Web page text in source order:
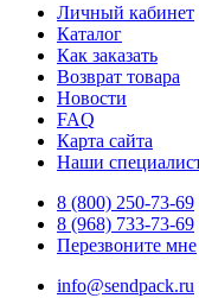
Личный кабинет
Каталог
Как заказать
Возврат товара
Новости
FAQ
Карта сайта
Наши
8 (800) 250-73-69
8 (968) 733-73-69
Перезвоните мне
info@sendpack.ru